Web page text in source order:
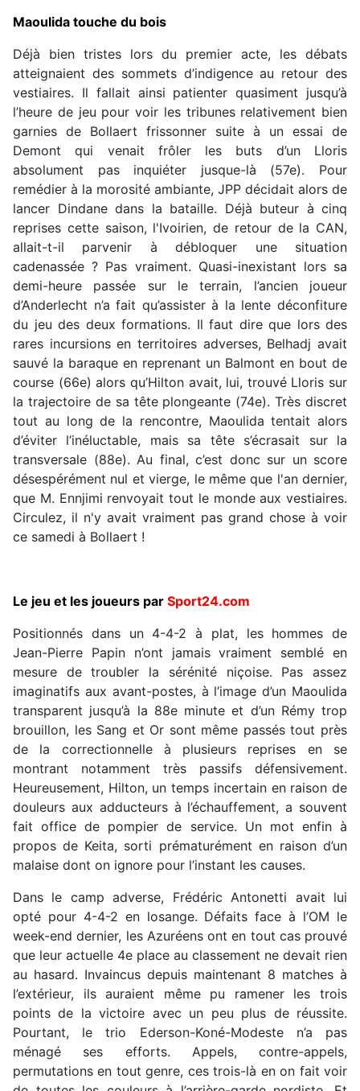
Maoulida touche du bois
Déjà bien tristes lors du premier acte, les débats
atteignaient des sommets d’indigence au retour des
vestiaires. Il fallait ainsi patienter quasiment jusqu’à
l’heure de jeu pour voir les tribunes relativement bien
garnies de Bollaert frissonner suite à un essai de
Demont qui venait frôler les buts d’un Lloris
absolument pas inquiéter jusque-là (57e). Pour
remédier à la morosité ambiante, JPP décidait alors de
lancer Dindane dans la bataille. Déjà buteur à cinq
reprises cette saison, l'Ivoirien, de retour de la CAN,
allait-t-il parvenir à débloquer une situation
cadenassée ? Pas vraiment. Quasi-inexistant lors sa
demi-heure passée sur le terrain, l’ancien joueur
d’Anderlecht n’a fait qu’assister à la lente déconfiture
du jeu des deux formations. Il faut dire que lors des
rares incursions en territoires adverses, Belhadj avait
sauvé la baraque en reprenant un Balmont en bout de
course (66e) alors qu’Hilton avait, lui, trouvé Lloris sur
la trajectoire de sa tête plongeante (74e). Très discret
tout au long de la rencontre, Maoulida tentait alors
d’éviter l’inéluctable, mais sa tête s’écrasait sur la
transversale (88e). Au final, c’est donc sur un score
désespérément nul et vierge, le même que l'an dernier,
que M. Ennjimi renvoyait tout le monde aux vestiaires.
Circulez, il n'y avait vraiment pas grand chose à voir
ce samedi à Bollaert !
Le jeu et les joueurs par Sport24.com
Positionnés dans un 4-4-2 à plat, les hommes de
Jean-Pierre Papin n’ont jamais vraiment semblé en
mesure de troubler la sérénité niçoise. Pas assez
imaginatifs aux avant-postes, à l’image d’un Maoulida
transparent jusqu’à la 88e minute et d’un Rémy trop
brouillon, les Sang et Or sont même passés tout près
de la correctionnelle à plusieurs reprises en se
montrant notamment très passifs défensivement.
Heureusement, Hilton, un temps incertain en raison de
douleurs aux adducteurs à l’échauffement, a souvent
fait office de pompier de service. Un mot enfin à
propos de Keita, sorti prématurément en raison d’un
malaise dont on ignore pour l’instant les causes.
Dans le camp adverse, Frédéric Antonetti avait lui
opté pour 4-4-2 en losange. Défaits face à l’OM le
week-end dernier, les Azuréens ont en tout cas prouvé
que leur actuelle 4e place au classement ne devait rien
au hasard. Invaincus depuis maintenant 8 matches à
l’extérieur, ils auraient même pu ramener les trois
points de la victoire avec un peu plus de réussite.
Pourtant, le trio Ederson-Koné-Modeste n’a pas
ménagé ses efforts. Appels, contre-appels,
permutations en tout genre, ces trois-là en on fait voir